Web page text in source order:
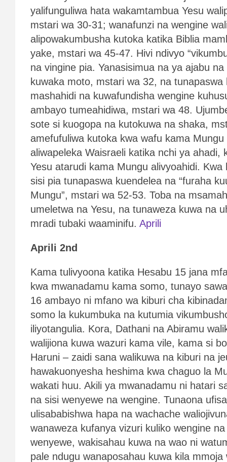
yalifunguliwa hata wakamtambua Yesu
mstari wa 30-31; wanafunzi na wengine
alipowakumbusha kutoka katika Biblia
yake, mstari wa 45-47. Hivi ndivyo
na vingine pia. Yanasisimua na ya ajabu
kuwaka moto, mstari wa 32, na tunapaswa
mashahidi na kuwafundisha wengine
ambayo tumeahidiwa, mstari wa 48.
sote si kuogopa na kutokuwa na shaka,
amefufuliwa kutoka kwa wafu kama
aliwapeleka Waisraeli katika nchi ya ahadi,
Yesu atarudi kama Mungu alivyoahidi.
sisi pia tunapaswa kuendelea na “furaha
Mungu”, mstari wa 52-53. Toba na
umeletwa na Yesu, na tunaweza kuwa na
mradi tubaki waaminifu. Aprili
Aprili 2nd
Kama tulivyoona katika Hesabu 15 jana
kwa mwanadamu kama somo, tunayo
16 ambayo ni mfano wa kiburi cha
somo la kukumbuka na kutumia
iliyotangulia. Kora, Dathani na Abiramu
walijiona kuwa wazuri kama vile, kama si
Haruni – zaidi sana walikuwa na kiburi na
hawakuonyesha heshima kwa chaguo la
wakati huu. Akili ya mwanadamu ni hatari
na sisi wenyewe na wengine. Tunaona
ulisababishwa hapa na wachache
wanaweza kufanya vizuri kuliko wengine
wenyewe, wakisahau kuwa na wao ni
pale ndugu wanaposahau kuwa kila